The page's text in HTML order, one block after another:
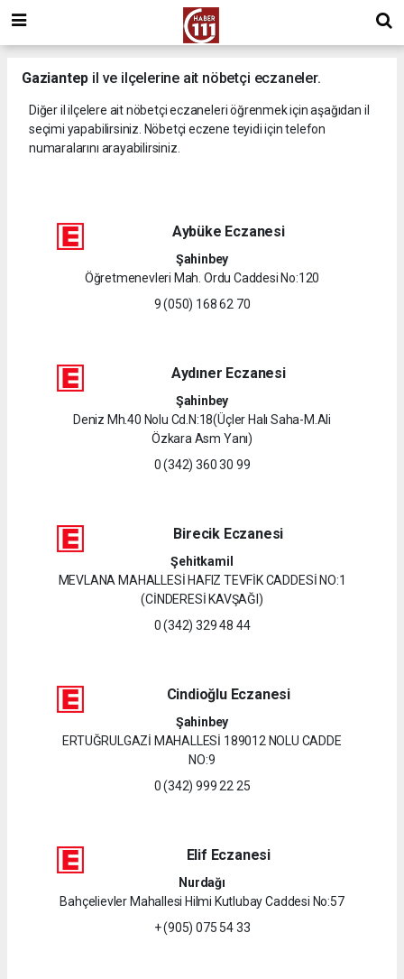
Gaziantep il ve ilçelerine ait nöbetçi eczaneler.
Diğer il ilçelere ait nöbetçi eczaneleri öğrenmek için aşağıdan il
seçimi yapabilirsiniz. Nöbetçi eczene teyidi için telefon
numaralarını arayabilirsiniz.
Aybüke Eczanesi
Şahinbey
Öğretmenevleri Mah. Ordu Caddesi No:120
9 (050) 168 62 70
Aydıner Eczanesi
Şahinbey
Deniz Mh.40 Nolu Cd.N:18(Üçler Halı Saha-M.Ali
Özkara Asm Yanı)
0 (342) 360 30 99
Birecik Eczanesi
Şehitkamil
MEVLANA MAHALLESİ HAFIZ TEVFİK CADDESİ NO:1
(CİNDERESİ KAVŞAĞI)
0 (342) 329 48 44
Cindioğlu Eczanesi
Şahinbey
ERTUĞRULGAZİ MAHALLESİ 189012 NOLU CADDE
NO:9
0 (342) 999 22 25
Elif Eczanesi
Nurdağı
Bahçelievler Mahallesi Hilmi Kutlubay Caddesi No:57
+ (905) 075 54 33